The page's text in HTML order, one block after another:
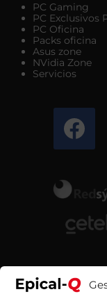
PC Gaming
PC Exclusivos
PC Oficina
Packs oficina
Asus zone
NVidia Zone
Servicios